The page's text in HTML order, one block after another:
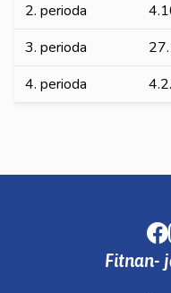
2. perioda
3. perioda
4. perioda
Fitnan-